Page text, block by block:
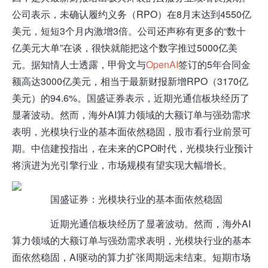
公司表示，未确认履约义务（RPO）在8月末达到4550亿
美元，短短3个月内激增3倍。公司还声称有更多的“数十
亿美元大单”在谈，很快就能把这个数字推过5000亿美
元。据知情人士透露，甲骨文与OpenAI签订的5年合同金
额高达3000亿美元，相当于最新财报新增RPO（3170亿
美元）的94.6%。国盛证券表示，近期光通信板块经历了
显著波动。然而，海外AI算力领域的大额订单与强劲需求
表明，光模块行业的基本面依然稳固，股市看行业前景可
期。中信建投指出，在未来的CPO时代，光模块行业预计
将演进为光引擎行业，市场规模有望实现大幅增长。
国盛证券：光模块行业的基本面依然稳固
近期光通信板块经历了显著波动。然而，海外AI
算力领域的大额订单与强劲需求表明，光模块行业的基本
面依然稳固，AI驱动的算力扩张周期远未结束。短期市场